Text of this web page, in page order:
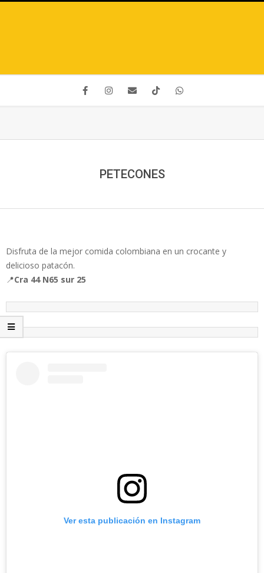
PETECONES
Disfruta de la mejor comida colombiana en un crocante y
delicioso patacón.
📍Cra 44 N65 sur 25
Ver esta publicación en Instagram